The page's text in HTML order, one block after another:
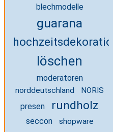
blechmodelle
guarana
hochzeitsdekoration
löschen
moderatoren
norddeutschland NORIS
presen rundholz
seccon shopware